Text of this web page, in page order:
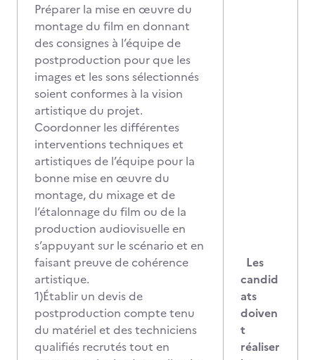
Préparer la mise en œuvre du
montage du film en donnant
des consignes à l’équipe de
postproduction pour que les
images et les sons sélectionnés
soient conformes à la vision
artistique du projet.
Coordonner les différentes
interventions techniques et
artistiques de l’équipe pour la
bonne mise en œuvre du
montage, du mixage et de
l’étalonnage du film ou de la
production audiovisuelle en
s’appuyant sur le scénario et en
faisant preuve de cohérence
artistique.
1)Établir un devis de
postproduction compte tenu
du matériel et des techniciens
qualifiés recrutés tout en
Les
candid
ats
doiven
t
réaliser